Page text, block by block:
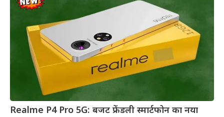
Realme P4 Pro 5G: बजट फ्रेंडली स्मार्टफोन का नया